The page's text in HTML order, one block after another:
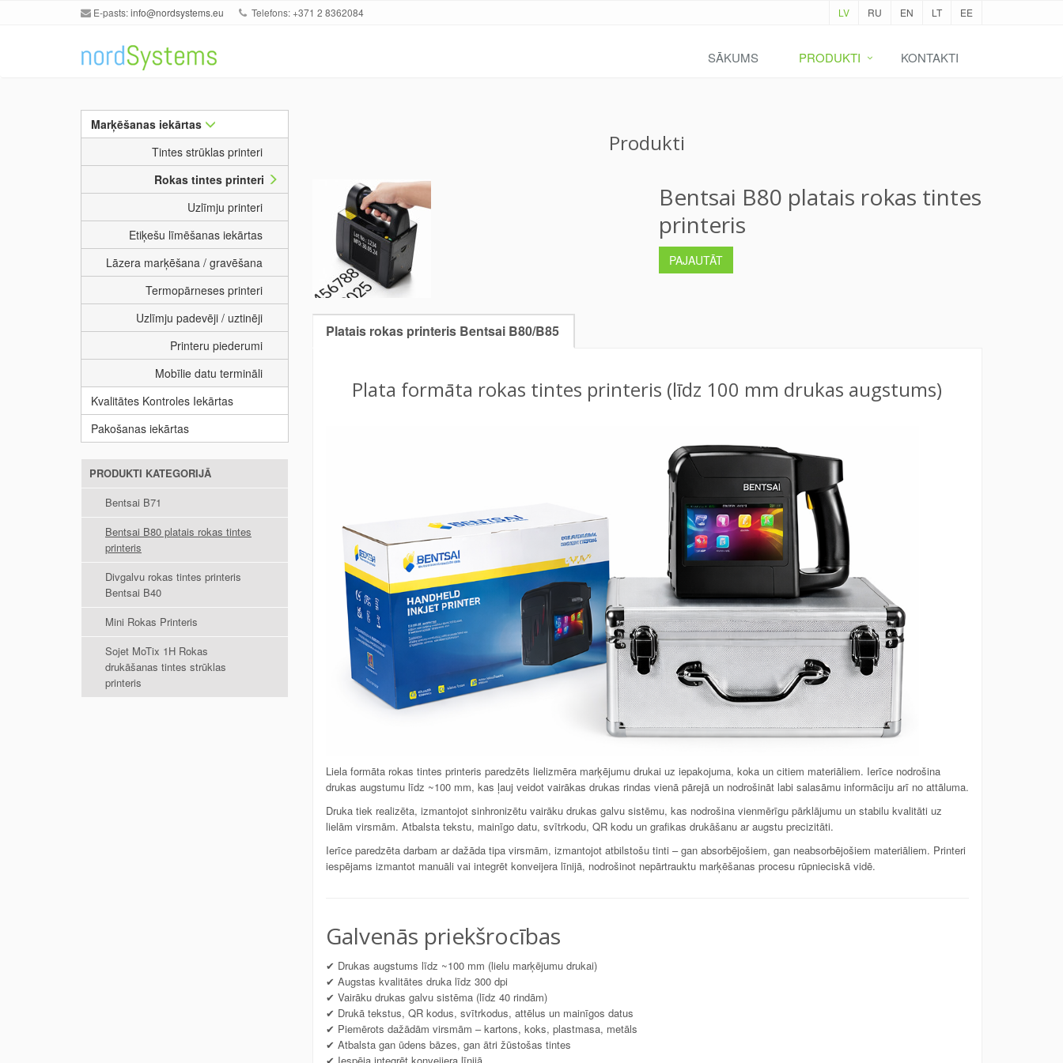
E-pasts:info@nordsystems.eu Telefons: +371 2 8362084 LV RU EN LT EE
SĀKUMS PRODUKTI KONTAKTI
Marķēšanas iekārtas
Tintes strūklas printeri
Rokas tintes printeri
Uzlīmju printeri
Etiķešu līmēšanas iekārtas
Lāzera marķēšana / gravēšana
Termopārneses printeri
Uzlīmju padevēji / uztinēji
Printeru piederumi
Mobīlie datu termināli
Kvalitātes Kontroles Iekārtas
Pakošanas iekārtas
PRODUKTI KATEGORIJĀ
Bentsai B71
Bentsai B80 platais rokas tintes
printeris
Divgalvu rokas tintes printeris
Bentsai B40
Mini Rokas Printeris
Sojet MoTix 1H Rokas
drukāšanas tintes strūklas
printeris
Produkti
Bentsai B80 platais rokas tintes
printeris
PAJAUTĀT
Platais rokas printeris Bentsai B80/B85
Plata formāta rokas tintes printeris (līdz 100 mm drukas augstums)
Liela formāta rokas tintes printeris paredzēts lielizmēra marķējumu drukai uz iepakojuma, koka un citiem materiāliem. Ierīce nodrošina
drukas augstumu līdz ~100 mm, kas ļauj veidot vairākas drukas rindas vienā pārejā un nodrošināt labi salasāmu informāciju arī no attāluma.
Druka tiek realizēta, izmantojot sinhronizētu vairāku drukas galvu sistēmu, kas nodrošina vienmērīgu pārklājumu un stabilu kvalitāti uz
lielām virsmām. Atbalsta tekstu, mainīgo datu, svītrkodu, QR kodu un grafikas drukāšanu ar augstu precizitāti.
Ierīce paredzēta darbam ar dažāda tipa virsmām, izmantojot atbilstošu tinti – gan absorbējošiem, gan neabsorbējošiem materiāliem. Printeri
iespējams izmantot manuāli vai integrēt konveijera līnijā, nodrošinot nepārtrauktu marķēšanas procesu rūpnieciskā vidē.
Galvenās priekšrocības
✔ Drukas augstums līdz ~100 mm (lielu marķējumu drukai)
✔ Augstas kvalitātes druka līdz 300 dpi
✔ Vairāku drukas galvu sistēma (līdz 40 rindām)
✔ Drukā tekstus, QR kodus, svītrkodus, attēlus un mainīgos datus
✔ Piemērots dažādām virsmām – kartons, koks, plastmasa, metāls
✔ Atbalsta gan ūdens bāzes, gan ātri žūstošas tintes